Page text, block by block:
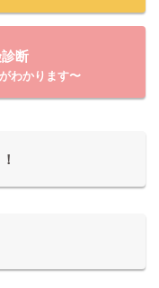
断
わかります〜